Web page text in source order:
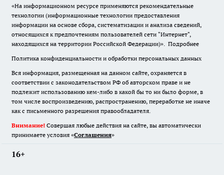
«На информационном ресурсе применяются рекомендательные
технологии (информационные технологии предоставления
информации на основе сбора, систематизации и анализа сведений,
относящихся к предпочтениям пользователей сети "Интернет",
находящихся на территории Российской Федерации)». Подробнее
Политика конфиденциальности и обработки персональных данных
Вся информация, размещенная на данном сайте, охраняется в
соответствии с законодательством РФ об авторском праве и не
подлежит использованию кем-либо в какой бы то ни было форме, в
том числе воспроизведению, распространению, переработке не иначе
как с письменного разрешения правообладателя.
Внимание! Совершая любые действия на сайте, вы автоматически
принимаете условия «Cоглашения»
16+